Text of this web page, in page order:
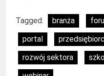
Tagged: branża
portal
rozwój sektora